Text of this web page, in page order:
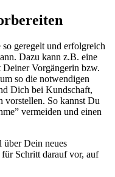
geregelt und erfolgreich
Dazu kann z.B. eine
Vorgängerin bzw.
so die notwendigen
Dich bei Kundschaft,
vorstellen. So kannst Du
vermeiden und einen
über Dein neues
Schritt darauf vor, auf